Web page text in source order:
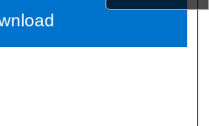
Network™